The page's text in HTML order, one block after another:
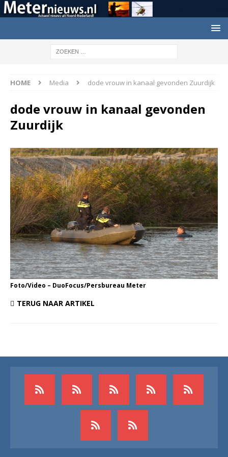
HOME Media dode vrouw in kanaal gevonden Zuurdijk
dode vrouw in kanaal gevonden
Zuurdijk
Foto/Video – DuoFocus/Persbureau Meter
TERUG NAAR ARTIKEL